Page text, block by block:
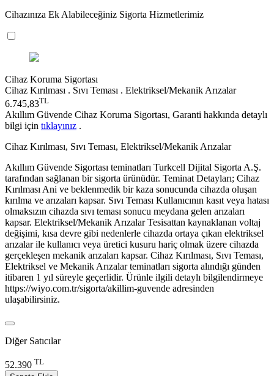
Cihazınıza Ek Alabileceğiniz Sigorta Hizmetlerimiz
Cihaz Koruma Sigortası
Cihaz Kırılması . Sıvı Teması . Elektriksel/Mekanik Arızalar
6.745,83TL
Akıllım Güvende Cihaz Koruma Sigortası, Garanti hakkında detaylı
bilgi için tıklayınız .
Cihaz Kırılması, Sıvı Teması, Elektriksel/Mekanik Arızalar
Akıllım Güvende Sigortası teminatları Turkcell Dijital Sigorta A.Ş.
tarafından sağlanan bir sigorta ürünüdür. Teminat Detayları; Cihaz
Kırılması Ani ve beklenmedik bir kaza sonucunda cihazda oluşan
kırılma ve arızaları kapsar. Sıvı Teması Kullanıcının kasıt veya hatası
olmaksızın cihazda sıvı teması sonucu meydana gelen arızaları
kapsar. Elektriksel/Mekanik Arızalar Tesisattan kaynaklanan voltaj
değişimi, kısa devre gibi nedenlerle cihazda ortaya çıkan elektriksel
arızalar ile kullanıcı veya üretici kusuru hariç olmak üzere cihazda
gerçekleşen mekanik arızaları kapsar. Cihaz Kırılması, Sıvı Teması,
Elektriksel ve Mekanik Arızalar teminatları sigorta alındığı günden
itibaren 1 yıl süreyle geçerlidir. Ürünle ilgili detaylı bilgilendirmeye
https://wiyo.com.tr/sigorta/akillim-guvende adresinden
ulaşabilirsiniz.
Diğer Satıcılar
52.390 TL